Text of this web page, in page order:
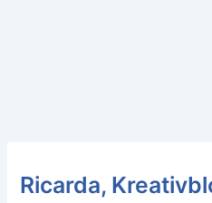
Ricarda,